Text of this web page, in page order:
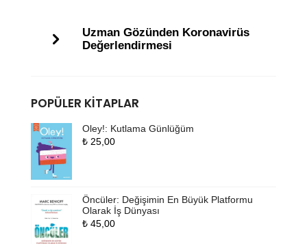
Uzman Gözünden Koronavirüs
Değerlendirmesi
POPÜLER KITAPLAR
Oley!: Kutlama Günlüğüm
₺25,00
Öncüler: Değişimin En Büyük Platformu
Olarak İş Dünyası
₺45,00